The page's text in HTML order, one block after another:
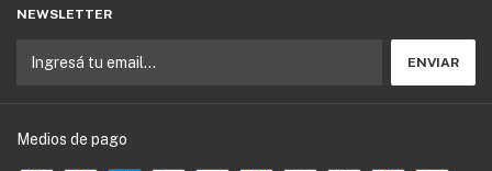
NEWSLETTER
Medios de pago